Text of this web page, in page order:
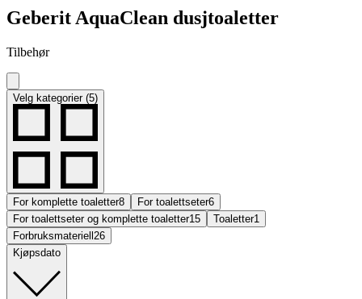
Geberit AquaClean dusjtoaletter
Tilbehør
Velg kategorier (5)
For komplette toaletter8 For toalettseter6
For toalettseter og komplette toaletter15 Toaletter1
Forbruksmateriell 26
Kjøpsdato